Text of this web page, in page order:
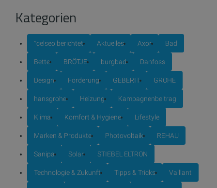
Kategorien
°celseo berichtet Aktuelles Axor Bad
Bette BRÖTJE burgbad Danfoss
Design Förderung GEBERIT GROHE
hansgrohe Heizung Kampagnenbeitrag
Klima Komfort & Hygiene Lifestyle
Marken & Produkte Photovoltaik REHAU
Sanipa Solar STIEBEL ELTRON
Technologie & Zukunft Tipps & Tricks Vaillant